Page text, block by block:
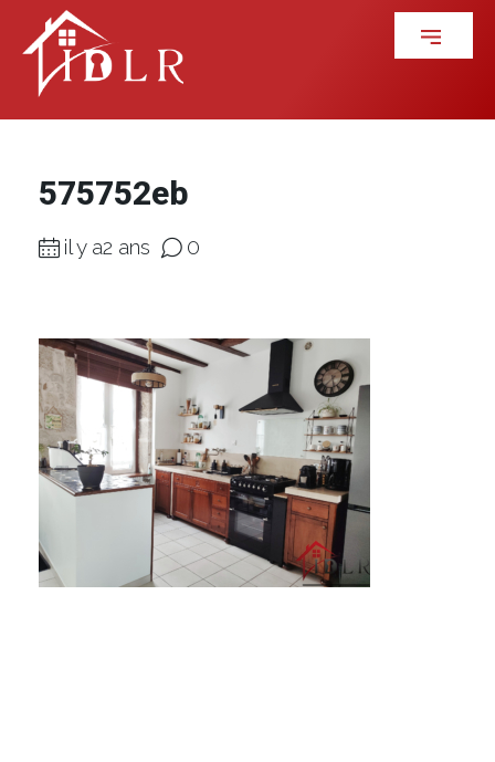
575752eb
il y a2 ans 0